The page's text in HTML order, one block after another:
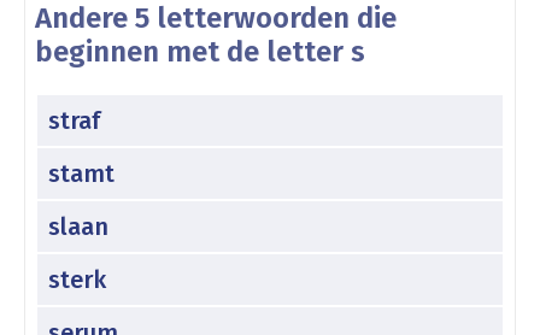
Andere 5 letterwoorden die
beginnen met de letter s
straf
stamt
slaan
sterk